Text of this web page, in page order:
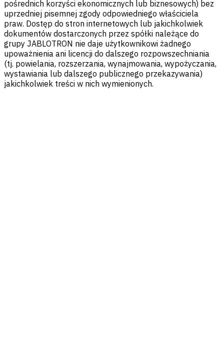
pośrednich korzyści ekonomicznych lub biznesowych) bez
uprzedniej pisemnej zgody odpowiedniego właściciela
praw. Dostęp do stron internetowych lub jakichkolwiek
dokumentów dostarczonych przez spółki należące do
grupy JABLOTRON nie daje użytkownikowi żadnego
upoważnienia ani licencji do dalszego rozpowszechniania
(tj. powielania, rozszerzania, wynajmowania, wypożyczania,
wystawiania lub dalszego publicznego przekazywania)
jakichkolwiek treści w nich wymienionych.